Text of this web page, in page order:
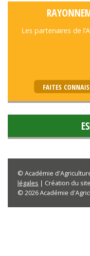
Les partenaires de
FAITES
© Académie
légales | Création du
© 2026 Académie